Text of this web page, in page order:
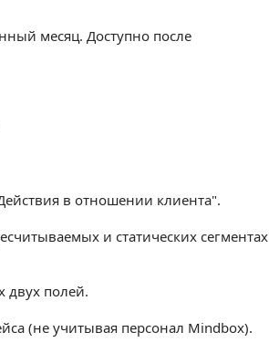
месяц. Доступно после
в отношении клиента".
и статических сегментах
двух полей.
(не учитывая персонал Mindbox).